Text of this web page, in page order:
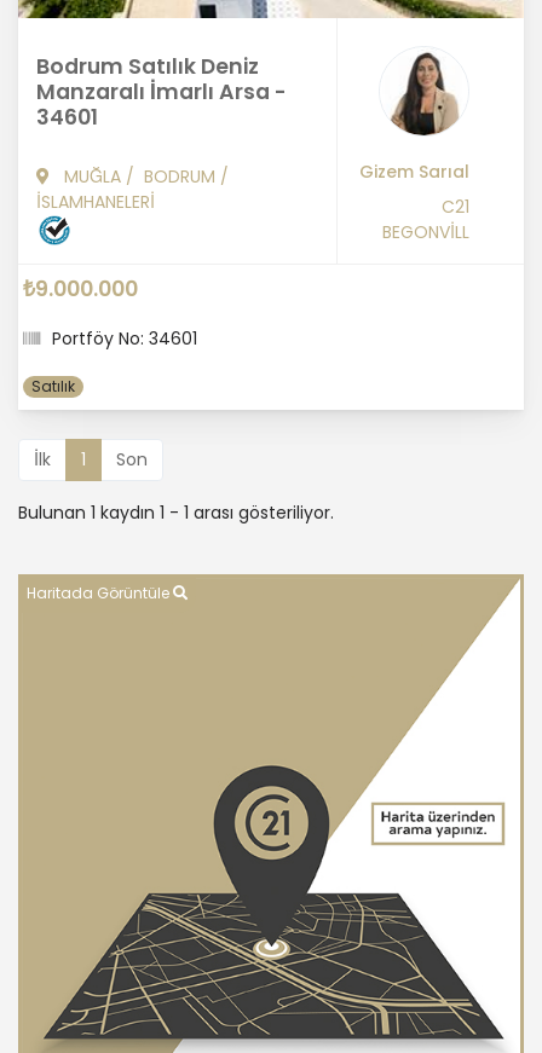
Bodrum Satılık Deniz
Manzaralı İmarlı Arsa -
34601
MUĞLA / BODRUM /
İSLAMHANELERİ
Gizem Sarıal
C21
BEGONVİLL
₺9.000.000
Portföy No: 34601
Satılık
İlk 1 Son
Bulunan 1 kaydın 1 - 1 arası gösteriliyor.
Haritada Görüntüle